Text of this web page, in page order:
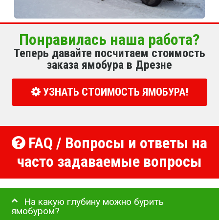
Понравилась наша работа?
Теперь давайте посчитаем стоимость
заказа ямобура в Дрезне
УЗНАТЬ СТОИМОСТЬ ЯМОБУРА!
FAQ / Вопросы и ответы на
часто задаваемые вопросы
На какую глубину можно бурить
ямобуром?